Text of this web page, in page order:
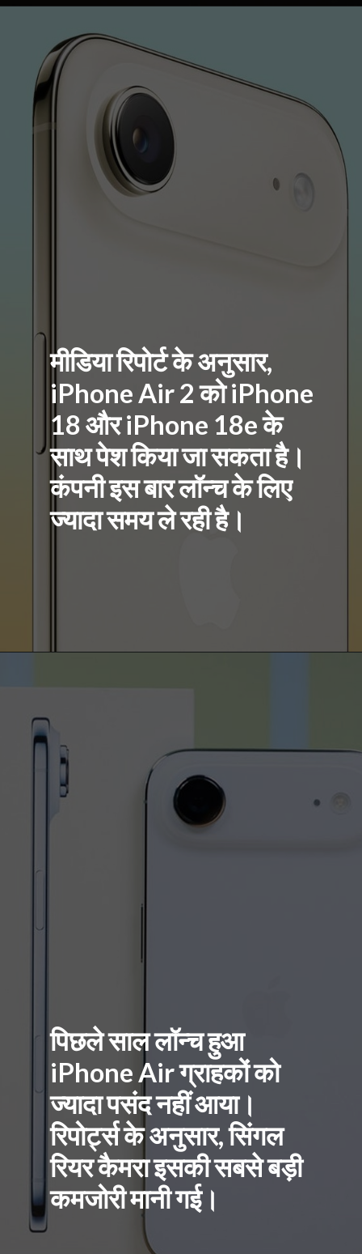
मीडिया रिपोर्ट के अनुसार,
iPhone Air 2 को iPhone
18 और iPhone 18e के
साथ पेश किया जा सकता है।
कंपनी इस बार लॉन्च के लिए
ज्यादा समय ले रही है।
पिछले साल लॉन्च हुआ
iPhone Air ग्राहकों को
ज्यादा पसंद नहीं आया।
रिपोर्ट्स के अनुसार, सिंगल
रियर कैमरा इसकी सबसे बड़ी
कमजोरी मानी गई।